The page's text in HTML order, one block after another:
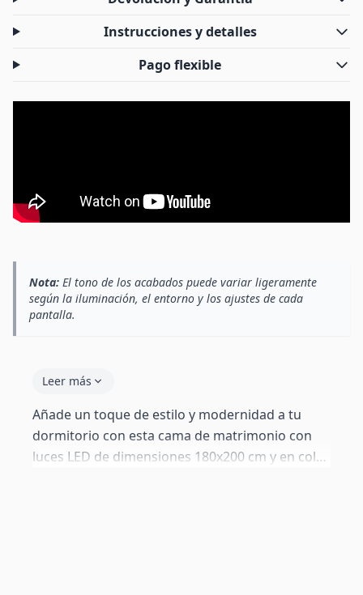
Instrucciones y detalles
Pago flexible
Nota: El tono de los acabados puede variar ligeramente
según la iluminación, el entorno y los ajustes de cada
pantalla.
Leer más
Añade un toque de estilo y modernidad a tu
dormitorio con esta cama de matrimonio con
luces LED de dimensiones 180x200 cm y en color